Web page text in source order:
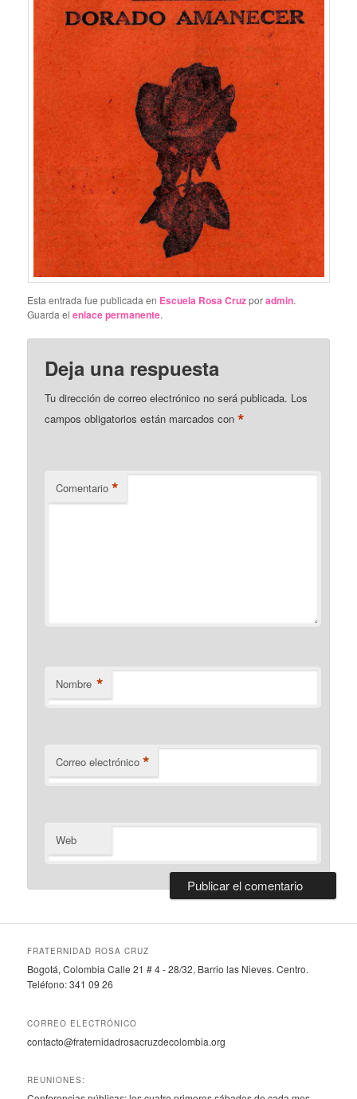
Esta entrada fue publicada en Escuela Rosa Cruzporadmin.
Guarda elenlace permanente.
Deja una respuesta
Tu dirección de correo electrónico no será publicada. Los
campos obligatorios están marcados con*
Comentario *
Nombre *
Correo electrónico *
Web
FRATERNIDAD ROSA CRUZ
Bogotá, Colombia Calle 21 # 4 - 28/32, Barrio las Nieves. Centro.
Teléfono: 341 09 26
CORREO ELECTRÓNICO
contacto@fraternidadrosacruzdecolombia.org
REUNIONES: